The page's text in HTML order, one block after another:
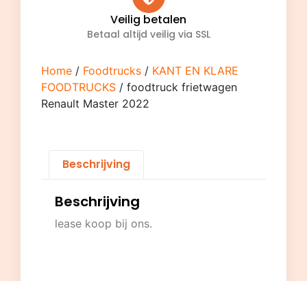
Veilig betalen
Betaal altijd veilig via SSL
Home / Foodtrucks / KANT EN KLARE
FOODTRUCKS / foodtruck frietwagen
Renault Master 2022
Beschrijving
Beschrijving
lease koop bij ons.